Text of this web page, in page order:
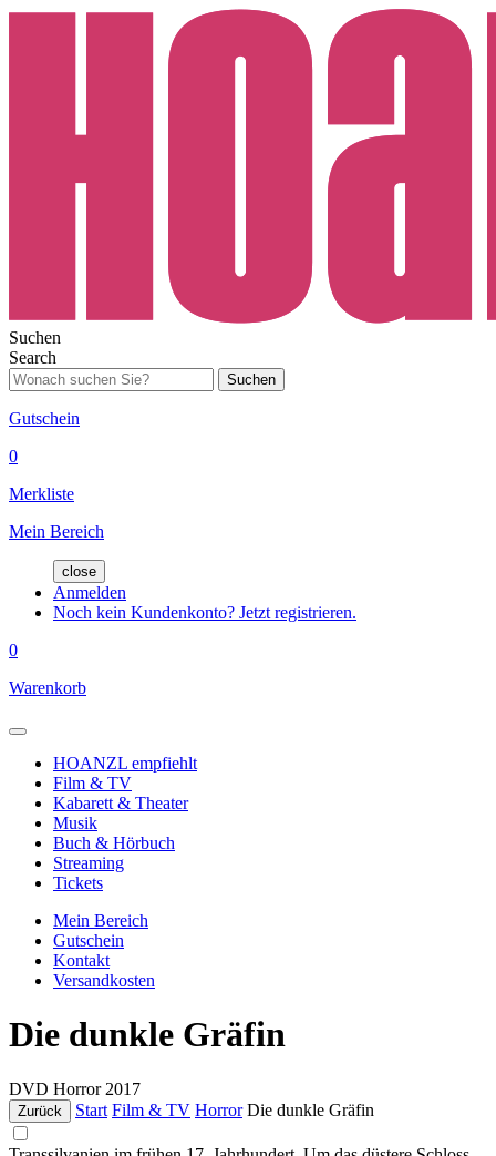
Suchen
Search
Suchen
Gutschein
0
Merkliste
Mein Bereich
close
Anmelden
Noch kein Kundenkonto? Jetzt registrieren.
0
Warenkorb
HOANZL empfiehlt
Film & TV
Kabarett & Theater
Musik
Buch & Hörbuch
Streaming
Tickets
Mein Bereich
Gutschein
Kontakt
Versandkosten
Die dunkle Gräfin
DVD Horror 2017
Zurück Start Film & TV Horror Die dunkle Gräfin